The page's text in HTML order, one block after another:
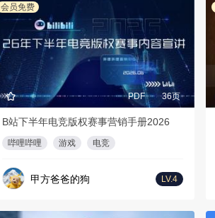
会员免费
PDF 36页
B站下半年电竞版权赛事营销手册2026
哔哩哔哩 游戏 电竞
甲方爸爸的狗 LV.4